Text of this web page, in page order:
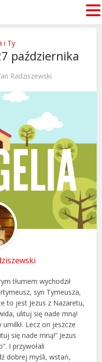
i Ty
października
Radziszewski
tłumem wychodził
syn Tymeusza,
to jest Jezus z Nazaretu,
ulituj się nade mną!
Lecz on jeszcze
się nade mną!” Jezus
I przywołali
dobrej myśli, wstań,